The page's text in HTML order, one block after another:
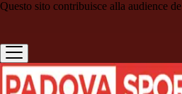
Questo sito contribuisce alla audience de